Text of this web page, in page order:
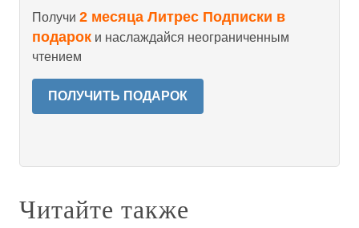
Получи 2 месяца Литрес Подписки в
подарок и наслаждайся неограниченным
чтением
ПОЛУЧИТЬ ПОДАРОК
Читайте также